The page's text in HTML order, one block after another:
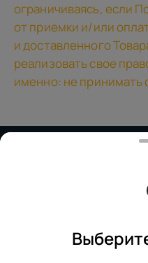
ограничиваясь, если
от приемки и/или
и доставленного
реализовать свое
именно: не принимать
Политика